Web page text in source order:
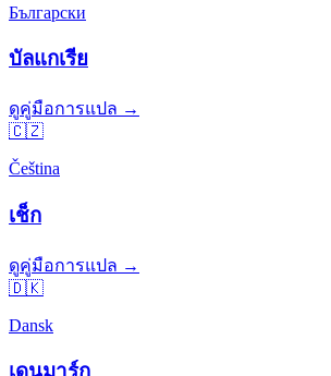
Български
บัลแกเรีย
ดูคู่มือการแปล →
🇨🇿
Čeština
เช็ก
ดูคู่มือการแปล →
🇩🇰
Dansk
เดนมาร์ก